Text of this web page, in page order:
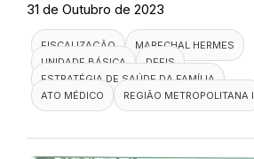
31 de Outubro de 2023
FISCALIZAÇÃO
MARECHAL HERMES
UNIDADE BÁSICA
DEFIS
ESTRATÉGIA DE SAÚDE DA FAMÍLIA
ATO MÉDICO
REGIÃO METROPOLITANA I